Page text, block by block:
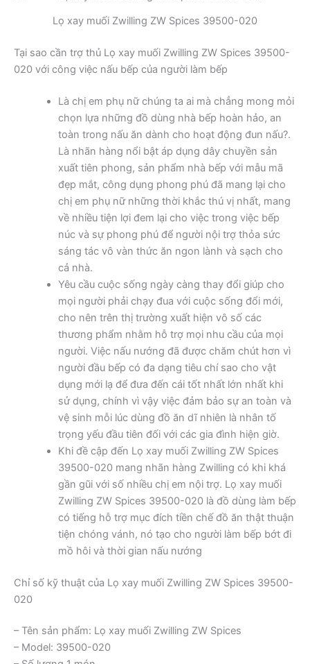
Lọ xay muối Zwilling ZW Spices 39500-020
Tại sao cần trợ thủ Lọ xay muối Zwilling ZW Spices 39500-
020 với công việc nấu bếp của người làm bếp
Là chị em phụ nữ chúng ta ai mà chẳng mong mỏi
chọn lựa những đồ dùng nhà bếp hoàn hảo, an
toàn trong nấu ăn dành cho hoạt động đun nấu?.
Là nhãn hàng nổi bật áp dụng dây chuyền sản
xuất tiên phong, sản phẩm nhà bếp với mẫu mã
đẹp mắt, công dụng phong phú đã mang lại cho
chị em phụ nữ những thời khắc thú vị nhất, mang
về nhiều tiện lợi đem lại cho việc trong việc bếp
núc và sự phong phú để người nội trợ thỏa sức
sáng tác vô vàn thức ăn ngon lành và sạch cho
cả nhà.
Yêu cầu cuộc sống ngày càng thay đổi giúp cho
mọi người phải chạy đua với cuộc sống đổi mới,
cho nên trên thị trường xuất hiện vô số các
thương phẩm nhằm hỗ trợ mọi nhu cầu của mọi
người. Việc nấu nướng đã được chăm chút hơn vì
người đầu bếp có đa dạng tiêu chí sao cho vật
dụng mới lạ để đưa đến cái tốt nhất lớn nhất khi
sử dụng, chính vì vậy việc đảm bảo sự an toàn và
vệ sinh mỗi lúc dùng đồ ăn dĩ nhiên là nhân tố
trọng yếu đầu tiên đối với các gia đình hiện giờ.
Khi đề cập đến Lọ xay muối Zwilling ZW Spices
39500-020 mang nhãn hàng Zwilling có khi khá
gần gũi với số nhiều chị em nội trợ. Lọ xay muối
Zwilling ZW Spices 39500-020 là đồ dùng làm bếp
có tiếng hỗ trợ mục đích tiền chế đồ ăn thật thuận
tiện chóng vánh, nó tạo cho người làm bếp bớt đi
mồ hôi và thời gian nấu nướng
Chỉ số kỹ thuật của Lọ xay muối Zwilling ZW Spices 39500-
020
– Tên sản phẩm: Lọ xay muối Zwilling ZW Spices
– Model: 39500-020